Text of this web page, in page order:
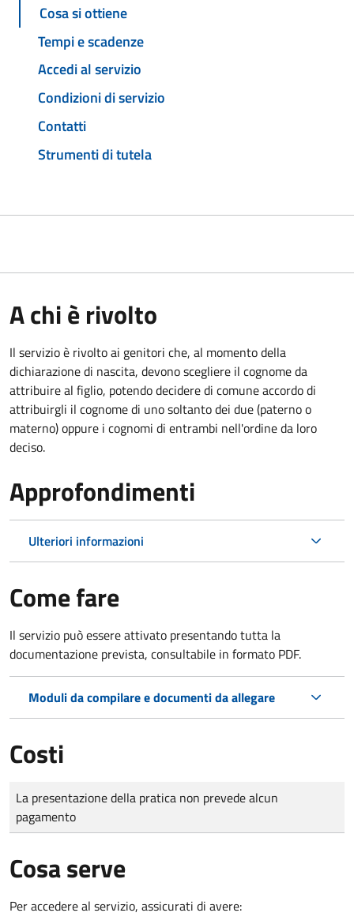
Cosa si ottiene
Tempi e scadenze
Accedi al servizio
Condizioni di servizio
Contatti
Strumenti di tutela
A chi è rivolto
Il servizio è rivolto ai genitori che, al momento della
dichiarazione di nascita, devono scegliere il cognome da
attribuire al figlio, potendo decidere di comune accordo di
attribuirgli il cognome di uno soltanto dei due (paterno o
materno) oppure i cognomi di entrambi nell'ordine da loro
deciso.
Approfondimenti
Ulteriori informazioni
Come fare
Il servizio può essere attivato presentando tutta la
documentazione prevista, consultabile in formato PDF.
Moduli da compilare e documenti da allegare
Costi
Tipo di pagamento
Importo
La presentazione della pratica non prevede alcun
pagamento
Cosa serve
Per accedere al servizio, assicurati di avere: